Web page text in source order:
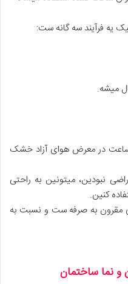
یه فرآیند سه گانه ست:
در خشک شدن: بین 1 تا 24 ساعت در معرض هوای آزاد خشک
نبودین، میتونین به راحتی
کنین.
مقرون به صرفه ست و نسبت به
و نما ساختمان